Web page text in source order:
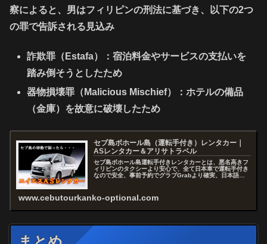
察によると、男はフィリピンの刑法に基づき、以下の2つ
の罪で告訴される見込み
詐欺罪（Estafa）
：宿泊料金やサービスの支払いを
踏み倒そうとしたため
器物損壊罪（Malicious Mischief）
：ホテルの備品
（金庫）を故意に破壊したため
セブ島ボホール島（運転手付き）レンタカー｜
ASレンタカー＆アリサトラベル
セブ島ボホール島運転手付きレンタカーとは、悪名高きフ
ィリピンのタクシーより安心で、全て日本車で運転手付き
なので安全、事前予約でグラブGrabより確実、日本語で
www.cebutourkanko-optional.com